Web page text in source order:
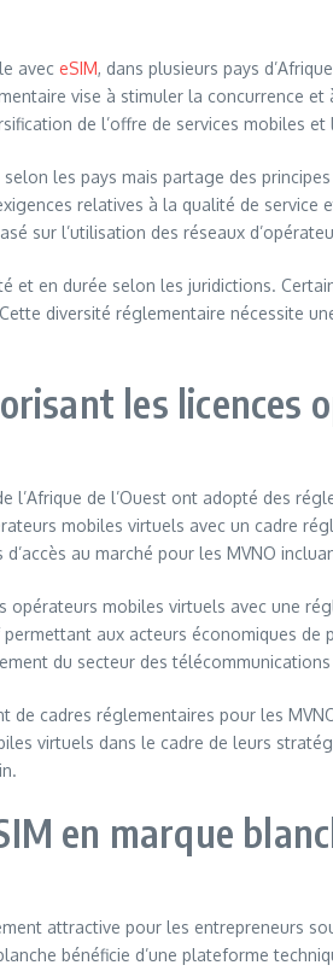
avec eSIM, dans plusieurs pays
vise à stimuler la concurrence
de l’offre de services mobiles
les pays mais partage des
relatives à la qualité de service
sur l’utilisation des réseaux
et en durée selon les juridictions.
diversité réglementaire nécessite
les licences
l’Afrique de l’Ouest ont adopté des
mobiles virtuels avec un cadre
au marché pour les MVNO
opérateurs mobiles virtuels avec une
aux acteurs économiques
du secteur des
cadres réglementaires pour les
virtuels dans le cadre de leurs
en marque
attractive pour les entrepreneurs
bénéficie d’une plateforme